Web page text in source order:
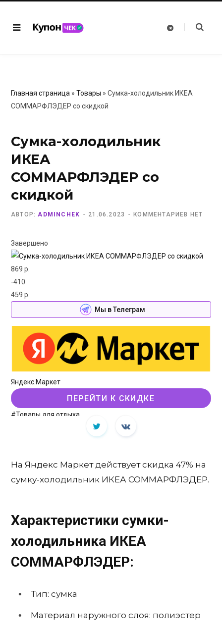
T
Главная страница » Товары » Сумка-холодильник ИКЕА
СОММАРФЛЭДЕР со скидкой
Сумка-холодильник
ИКЕА
СОММАРФЛЭДЕР со
скидкой
АВТОР: ADMINCHEK 21.06.2023 КОММЕНТАРИЕВ НЕТ
Завершено
869 р.
-410
459 р.
Мы в Телеграм
Яндекс.Маркет
ПЕРЕЙТИ К СКИДКЕ
#Товары для отдыха
На Яндекс Маркет действует скидка 47% на
сумку-холодильник ИКЕА СОММАРФЛЭДЕР.
Характеристики сумки-
холодильника ИКЕА
СОММАРФЛЭДЕР:
Тип: сумка
Материал наружного слоя: полиэстер